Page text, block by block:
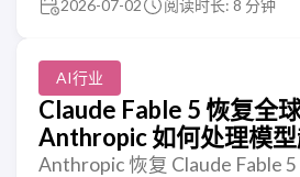
2026-07-02 阅读时长: 8 分钟
AI行业
Claude Fable 5 恢复全球
Anthropic 如何处理模
Anthropic 恢复 Claude Fable